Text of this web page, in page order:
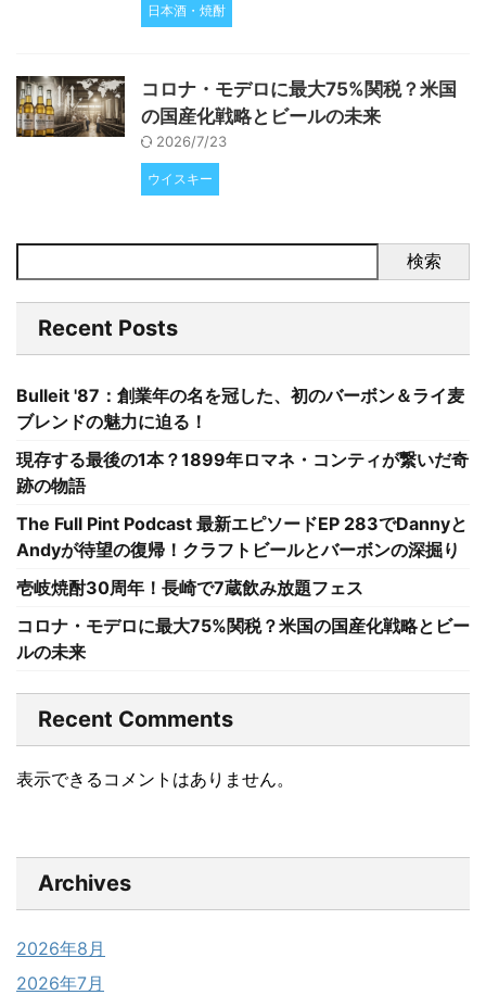
日本酒・焼酎
コロナ・モデロに最大75%関税？米国
の国産化戦略とビールの未来
2026/7/23
ウイスキー
検索
Recent Posts
Bulleit '87：創業年の名を冠した、初のバーボン＆ライ麦
ブレンドの魅力に迫る！
現存する最後の1本？1899年ロマネ・コンティが繋いだ奇
跡の物語
The Full Pint Podcast 最新エピソードEP 283でDannyと
Andyが待望の復帰！クラフトビールとバーボンの深掘り
壱岐焼酎30周年！長崎で7蔵飲み放題フェス
コロナ・モデロに最大75%関税？米国の国産化戦略とビー
ルの未来
Recent Comments
表示できるコメントはありません。
Archives
2026年8月
2026年7月